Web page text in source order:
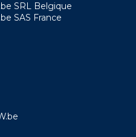
SRL Belgique
SAS France